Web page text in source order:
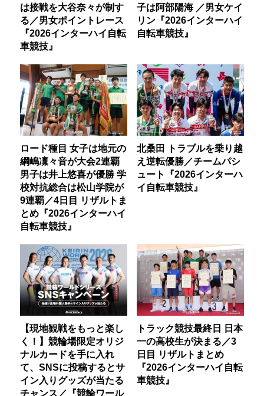
は接戦を大谷奈々が制す
る／男女ポイントレース
『2026インターハイ自転
車競技』
子は阿部陽海 ／男女ケイ
リン『2026インターハイ
自転車競技』
ロード種目 女子は地元の
綱嶋凜々音が大会2連覇
男子は井上悠喜が優勝 学
校対抗総合は松山学院が
9連覇／4日目 リザルトま
とめ『2026インターハイ
自転車競技』
北桑田 トラブルを乗り越
え逆転優勝／チームパシ
ュート『2026インターハ
イ自転車競技』
【現地観戦をもっと楽し
く！】競輪場限定オリジ
ナルカードを手に入れ
て、SNSに投稿するとサ
イン入りグッズが当たる
チャンス／『競輪ワール
トラック競技最終日 日本
一の高校生が決まる／3
日目 リザルトまとめ
『2026インターハイ自転
車競技』